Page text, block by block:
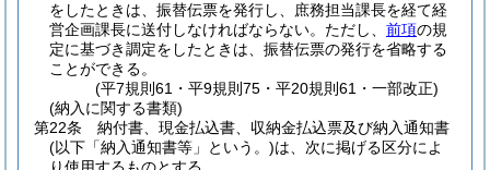
をしたときは、振替伝票を発行し、庶務担当課長を経て経
営企画課長に送付しなければならない。 ただし、 前項の規
定に基づき調定をしたときは、振替伝票の発行を省略する
ことができる。
(平7規則61・平9規則75・平20規則61・一部改正)
(納入に関する書類)
第22条
納付書、現金払込書、収納金払込票及び納入通知書
(以下「納入通知書等」という。)は、次に掲げる区分によ